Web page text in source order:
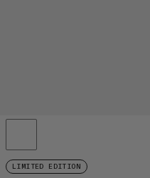
LIMITED EDITION